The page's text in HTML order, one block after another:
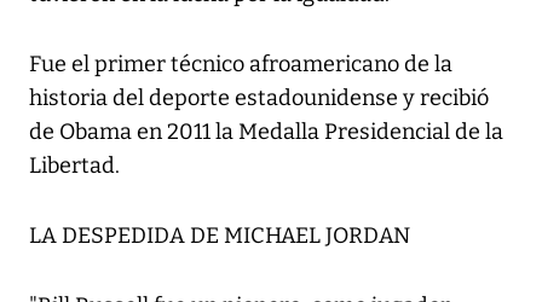
Fue el primer técnico afroamericano de la
historia del deporte estadounidense y recibió
de Obama en 2011 la Medalla Presidencial de la
Libertad.
LA DESPEDIDA DE MICHAEL JORDAN